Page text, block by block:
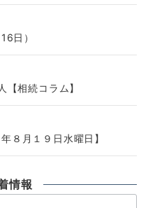
日）
相続コラム】
８月１９日水曜日】
情報